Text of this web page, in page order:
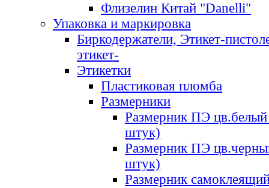
Флизелин Китай "Danelli"
Упаковка и маркировка
Биркодержатели, Этикет-
этикет-
Этикетки
Пластиковая пломба
Размерники
Размерник ПЭ цв.белый
штук)
Размерник ПЭ
штук)
Размерник